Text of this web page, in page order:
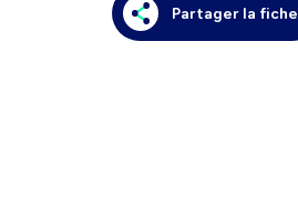
Partager la fiche